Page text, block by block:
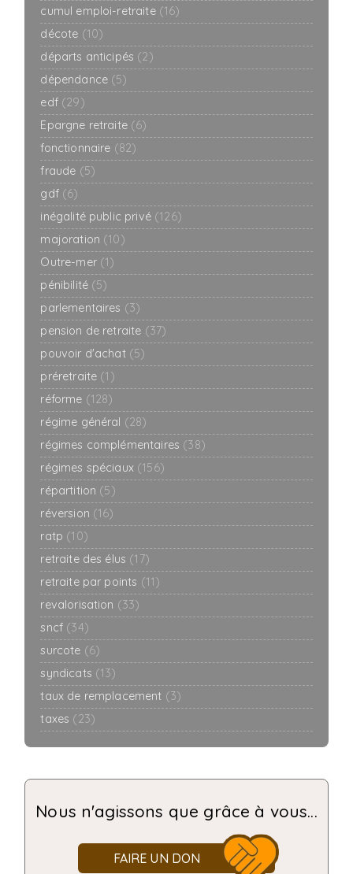
cumul emploi-retraite (16)
décote (10)
départs anticipés (2)
dépendance (5)
edf (29)
Epargne retraite (6)
fonctionnaire (82)
fraude (5)
gdf (6)
inégalité public privé (126)
majoration (10)
Outre-mer (1)
pénibilité (5)
parlementaires (3)
pension de retraite (37)
pouvoir d'achat (5)
préretraite (1)
réforme (128)
régime général (28)
régimes complémentaires (38)
régimes spéciaux (156)
répartition (5)
réversion (16)
ratp (10)
retraite des élus (17)
retraite par points (11)
revalorisation (33)
sncf (34)
surcote (6)
syndicats (13)
taux de remplacement (3)
taxes (23)
Nous n'agissons que grâce à vous...
FAIRE UN DON